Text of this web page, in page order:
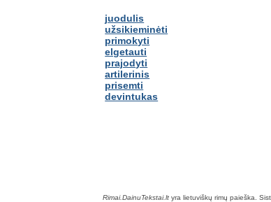
juodulis
užsikieminėti
primokyti
elgetauti
prajodyti
artilerinis
prisemti
devintukas
Rimai.DainuTekstai.lt yra lietuviškų rimų paieška.